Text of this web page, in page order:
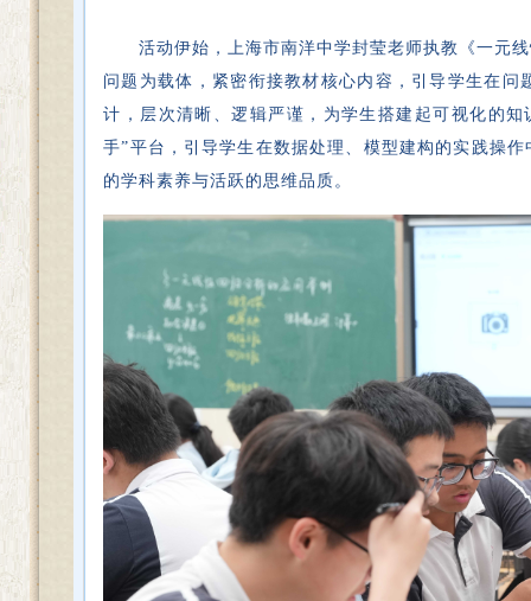
活动伊始，上海市南洋中学封莹老师执教《一元
问题为载体，紧密衔接教材核心内容，引导学生在
计，层次清晰、逻辑严谨，为学生搭建起可视化的
手”平台，引导学生在数据处理、模型建构的实践操
的学科素养与活跃的思维品质。